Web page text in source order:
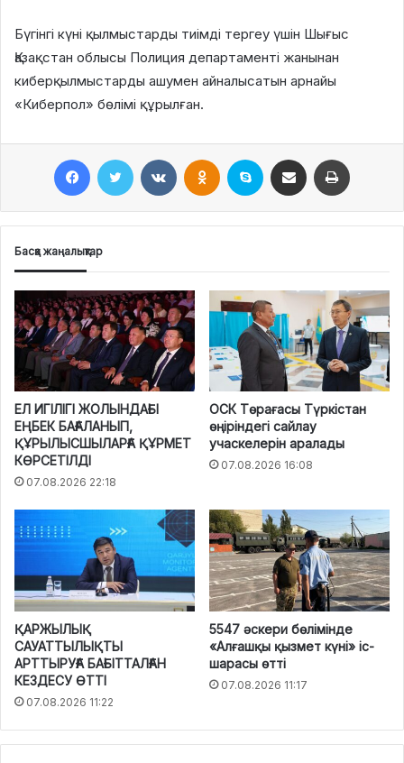
Бүгінгі күні қылмыстарды тиімді тергеу үшін Шығыс
Қазақстан облысы Полиция департаменті жанынан
киберқылмыстарды ашумен айналысатын арнайы
«Киберпол» бөлімі құрылған.
Басқа жаңалықтар
ЕЛ ИГІЛІГІ ЖОЛЫНДАҒЫ
ЕҢБЕК БАҒАЛАНЫП,
ҚҰРЫЛЫСШЫЛАРҒА ҚҰРМЕТ
КӨРСЕТІЛДІ
07.08.2026 22:18
ОСК Төрағасы Түркістан
өңіріндегі сайлау
учаскелерін аралады
07.08.2026 16:08
ҚАРЖЫЛЫҚ
САУАТТЫЛЫҚТЫ
АРТТЫРУҒА БАҒЫТТАЛҒАН
КЕЗДЕСУ ӨТТІ
07.08.2026 11:22
5547 әскери бөлімінде
«Алғашқы қызмет күні» іс-
шарасы өтті
07.08.2026 11:17